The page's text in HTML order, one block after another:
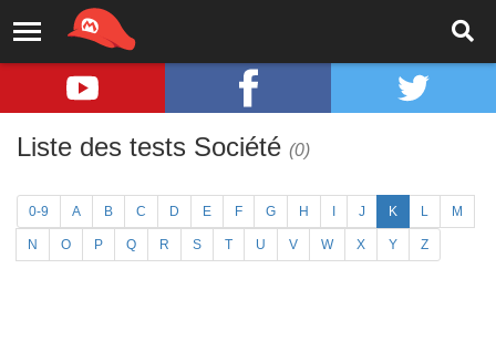
Liste des tests Société (0)
0-9 A B C D E F G H J K L M
N O P Q R S T U V W X Y Z